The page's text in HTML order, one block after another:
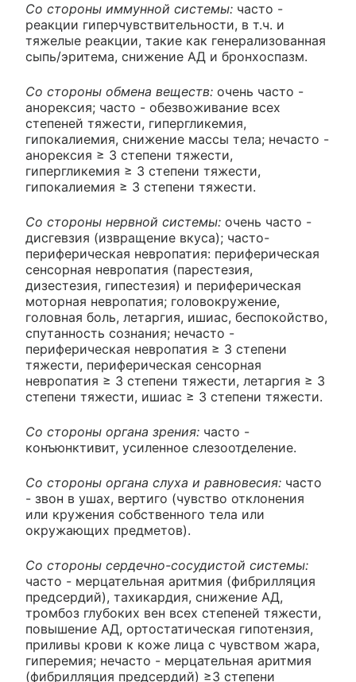
Со стороны иммунной системы: часто -
реакции гиперчувствительности, в т.ч. и
тяжелые реакции, такие как генерализованная
сыпь/эритема, снижение АД и бронхоспазм.
Со стороны обмена веществ: очень часто -
анорексия; часто - обезвоживание всех
степеней тяжести, гипергликемия,
гипокалиемия, снижение массы тела; нечасто -
анорексия ≥ 3 степени тяжести,
гипергликемия ≥ 3 степени тяжести,
гипокалиемия ≥ 3 степени тяжести.
Со стороны нервной системы: очень часто -
дисгевзия (извращение вкуса); часто-
периферическая невропатия: периферическая
сенсорная невропатия (парестезия,
дизестезия, гипестезия) и периферическая
моторная невропатия; головокружение,
головная боль, летаргия, ишиас, беспокойство,
спутанность сознания; нечасто -
периферическая невропатия ≥ 3 степени
тяжести, периферическая сенсорная
невропатия ≥ 3 степени тяжести, летаргия ≥ 3
степени тяжести, ишиас ≥ 3 степени тяжести.
Со стороны органа зрения: часто -
конъюнктивит, усиленное слезоотделение.
Со стороны органа слуха и равновесия: часто
- звон в ушах, вертиго (чувство отклонения
или кружения собственного тела или
окружающих предметов).
Со стороны сердечно-сосудистой системы:
часто - мерцательная аритмия (фибрилляция
предсердий), тахикардия, снижение АД,
тромбоз глубоких вен всех степеней тяжести,
повышение АД, ортостатическая гипотензия,
приливы крови к коже лица с чувством жара,
гиперемия; нечасто - мерцательная аритмия
(фибрилляция предсердий) ≥3 степени